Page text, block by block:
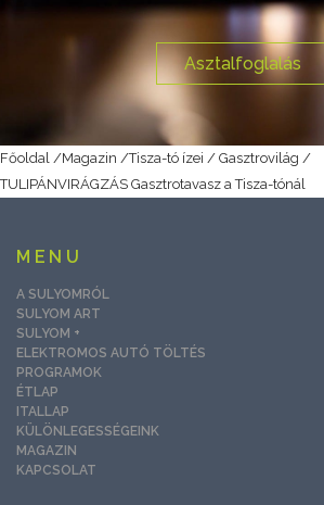
Asztalfoglalás
Főoldal /Magazin /Tisza-tó ízei / Gasztrovilág /
TULIPÁNVIRÁGZÁS Gasztrotavasz a Tisza-tónál
MENU
A SULYOMRÓL
SULYOM ART
SULYOM +
ELEKTROMOS AUTÓ TÖLTÉS
PROGRAMOK
ÉTLAP
ITALLAP
KÜLÖNLEGESSÉGEINK
MAGAZIN
KAPCSOLAT